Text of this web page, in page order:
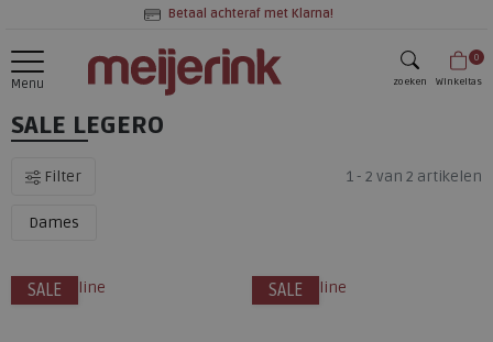
Betaal achteraf met Klarna!
Menu zoeken
0
Winkeltas
SALE LEGERO
Filter 1 - 2 van 2 artikelen
Dames
SALE
alleen online SALE
alleen online